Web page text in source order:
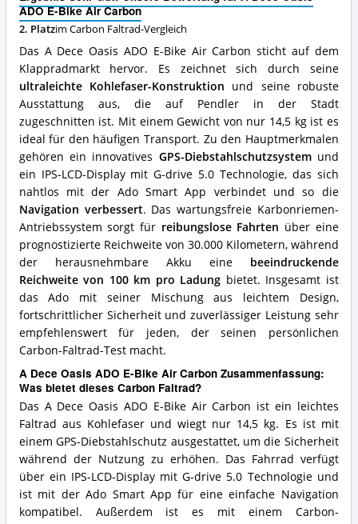
ADO E-Bike Air Carbon
2. Platzim Carbon Faltrad-Vergleich
Das A Dece Oasis ADO E-Bike Air Carbon sticht auf dem
Klappradmarkt hervor. Es zeichnet sich durch seine
ultraleichte Kohlefaser-Konstruktion und seine robuste
Ausstattung aus, die auf Pendler in der Stadt
zugeschnitten ist. Mit einem Gewicht von nur 14,5 kg ist es
ideal für den häufigen Transport. Zu den Hauptmerkmalen
gehören ein innovatives GPS-Diebstahlschutzsystemund
ein IPS-LCD-Display mit G-drive 5.0 Technologie, das sich
nahtlos mit der Ado Smart App verbindet und so die
Navigation verbessert. Das wartungsfreie Karbonriemen-
Antriebssystem sorgt für reibungslose Fahrten über eine
prognostizierte Reichweite von 30.000 Kilometern, während
der herausnehmbare Akku eine beeindruckende
Reichweite von 100 km pro Ladung bietet. Insgesamt ist
das Ado mit seiner Mischung aus leichtem Design,
fortschrittlicher Sicherheit und zuverlässiger Leistung sehr
empfehlenswert für jeden, der seinen persönlichen
Carbon-Faltrad-Test macht.
A Dece Oasis ADO E-Bike Air Carbon Zusammenfassung:
Was bietet dieses Carbon Faltrad?
Das A Dece Oasis ADO E-Bike Air Carbon ist ein leichtes
Faltrad aus Kohlefaser und wiegt nur 14,5 kg. Es ist mit
einem GPS-Diebstahlschutz ausgestattet, um die Sicherheit
während der Nutzung zu erhöhen. Das Fahrrad verfügt
über ein IPS-LCD-Display mit G-drive 5.0 Technologie und
ist mit der Ado Smart App für eine einfache Navigation
kompatibel. Außerdem ist es mit einem Carbon-
Bike
Air
Carbon
Vorteile:
Was
spricht
für
dieses
Carbon
Faltrad?